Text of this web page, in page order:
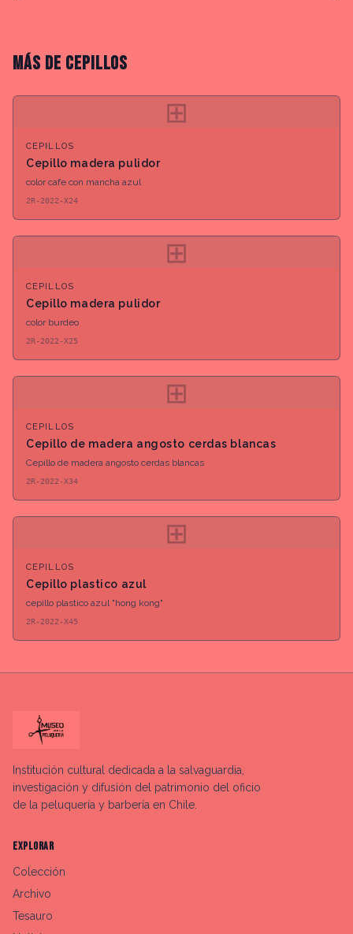
MÁS DE CEPILLOS
⊞
CEPILLOS
Cepillo madera pulidor
color cafe con mancha azul
2R-2022-X24
⊞
CEPILLOS
Cepillo madera pulidor
color burdeo
2R-2022-X25
⊞
CEPILLOS
Cepillo de madera angosto cerdas blancas
Cepillo de madera angosto cerdas blancas
2R-2022-X34
⊞
CEPILLOS
Cepillo plastico azul
cepillo plastico azul "hong kong"
2R-2022-X45
Institución cultural dedicada a la salvaguardia,
investigación y difusión del patrimonio del oficio
de la peluquería y barbería en Chile.
EXPLORAR
Colección
Archivo
Tesauro